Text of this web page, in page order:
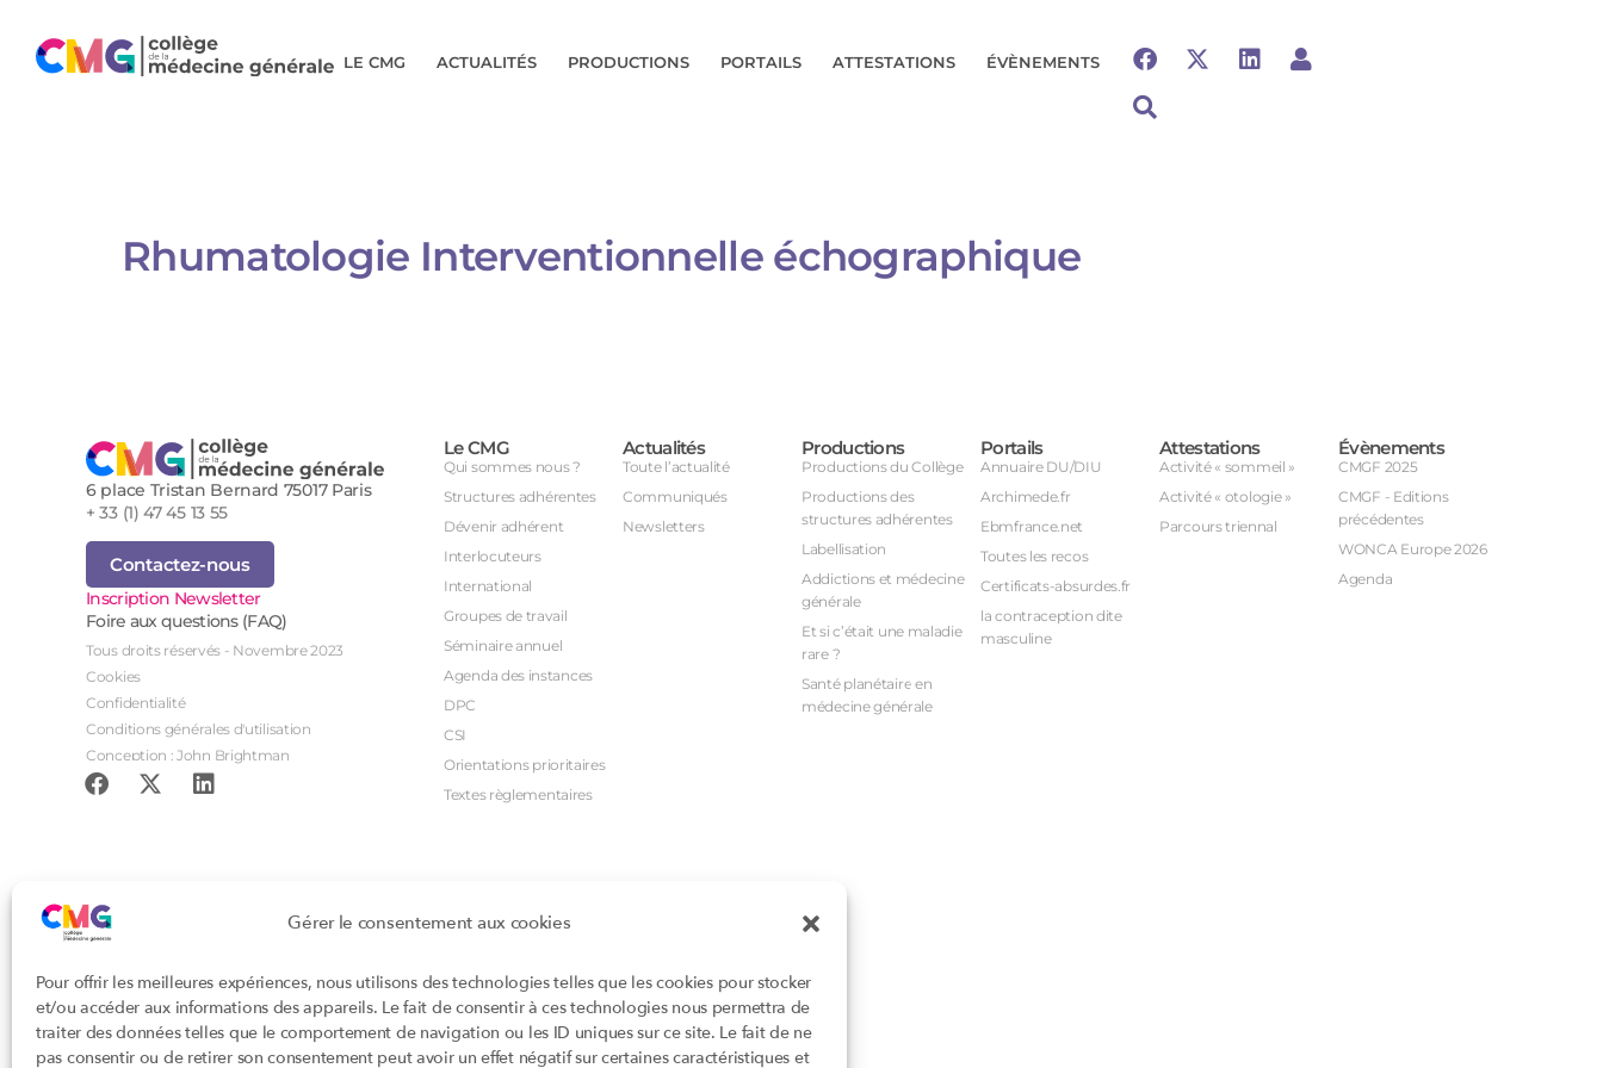
Gérer le consentement aux cookies
Pour offrir les meilleures expériences, nous utilisons des technologies telles que les cookies pour stocker
et/ou accéder aux informations des appareils. Le fait de consentir à ces technologies nous permettra de
traiter des données telles que le comportement de navigation ou les ID uniques sur ce site. Le fait de ne
pas consentir ou de retirer son consentement peut avoir un effet négatif sur certaines caractéristiques et
LE CMG ACTUALITÉS PRODUCTIONS PORTAILS ATTESTATIONS ÉVÈNEMENTS
Rhumatologie Interventionnelle échographique
6 place Tristan Bernard 75017 Paris
+ 33 (1) 47 45 13 55
Contactez-nous
Inscription Newsletter
Foire aux questions (FAQ)
Tous droits réservés - Novembre 2023
Cookies
Confidentialité
Conditions générales d'utilisation
Conception : John Brightman
Le CMG
Qui sommes nous ?
Structures adhérentes
Dévenir adhérent
Interlocuteurs
International
Groupes de travail
Séminaire annuel
Agenda des instances
DPC
CSI
Orientations prioritaires
Textes règlementaires
Actualités
Toute l’actualité
Communiqués
Newsletters
Productions
Productions du Collège
Productions des
structures adhérentes
Labellisation
Addictions et médecine
générale
Et si c’était une maladie
rare ?
Santé planétaire en
médecine générale
Portails
Annuaire DU/DIU
Archimede.fr
Ebmfrance.net
Toutes les recos
Certificats-absurdes.fr
la contraception dite
masculine
Attestations
Activité « sommeil »
Activité « otologie »
Parcours triennal
Évènements
CMGF 2025
CMGF - Editions
précédentes
WONCA Europe 2026
Agenda